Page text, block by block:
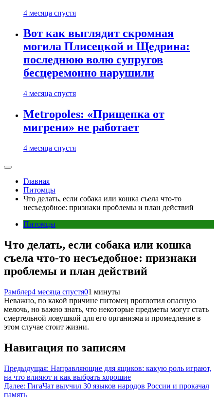
4 месяца спустя
Вот как выглядит скромная
могила Плисецкой и Щедрина:
последнюю волю супругов
бесцеремонно нарушили
4 месяца спустя
Metropoles: «Прищепка от
мигрени» не работает
4 месяца спустя
Главная
Питомцы
Что делать, если собака или кошка съела что-то
несъедобное: признаки проблемы и план действий
Питомцы
Что делать, если собака или кошка
съела что-то несъедобное: признаки
проблемы и план действий
Рамблер4 месяца спустя01 минуты
Неважно, по какой причине питомец проглотил опасную
мелочь, но важно знать, что некоторые предметы могут стать
смертельной ловушкой для его организма и промедление в
этом случае стоит жизни.
Навигация по записям
Предыдущая: Направляющие для ящиков: какую роль играют,
на что влияют и как выбрать хорошие
Далее: ГигаЧат выучил 30 языков народов России и прокачал
память